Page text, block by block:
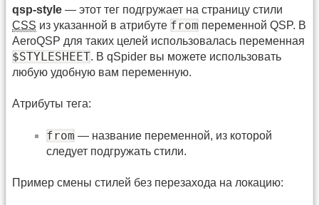
qsp-style — этот тег подгружает на страницу стили
CSS из указанной в атрибуте from переменной QSP. В
AeroQSP для таких целей использовалась переменная
$STYLESHEET. В qSpider вы можете использовать
любую удобную вам переменную.
Атрибуты тега:
from — название переменной, из которой
следует подгружать стили.
Пример смены стилей без перезахода на локацию: